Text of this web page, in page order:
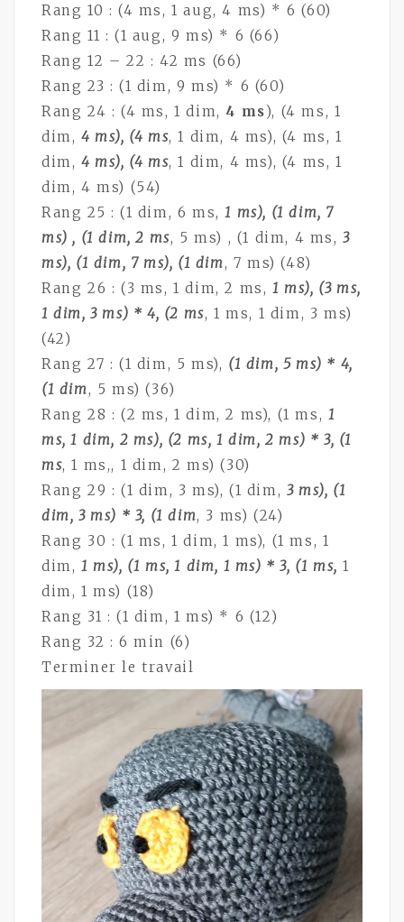
Rang 10 : (4 ms, 1 aug, 4 ms) * 6 (60)
Rang 11 : (1 aug, 9 ms) * 6 (66)
Rang 12 – 22 : 42 ms (66)
Rang 23 : (1 dim, 9 ms) * 6 (60)
Rang 24 : (4 ms, 1 dim, 4 ms), (4 ms, 1
dim, 4 ms), (4 ms, 1 dim, 4 ms), (4 ms, 1
dim, 4 ms), (4 ms, 1 dim, 4 ms), (4 ms, 1
dim, 4 ms) (54)
Rang 25 : (1 dim, 6 ms,1 ms), (1 dim, 7
ms) , (1 dim, 2 ms, 5 ms) , (1 dim, 4 ms,3
ms), (1 dim, 7 ms), (1 dim, 7 ms) (48)
Rang 26 : (3 ms, 1 dim, 2 ms, 1 ms), (3 ms,
1 dim, 3 ms) * 4, (2 ms, 1 ms, 1 dim, 3 ms)
(42)
Rang 27 : (1 dim, 5 ms), (1 dim, 5 ms) * 4,
(1 dim, 5 ms) (36)
Rang 28 : (2 ms, 1 dim, 2 ms), (1 ms, 1
ms, 1 dim, 2 ms), (2 ms, 1 dim, 2 ms) * 3, (1
ms, 1 ms,, 1 dim, 2 ms) (30)
Rang 29 : (1 dim, 3 ms), (1 dim, 3 ms), (1
dim, 3 ms) * 3, (1 dim, 3 ms) (24)
Rang 30 : (1 ms, 1 dim, 1 ms), (1 ms, 1
dim, 1 ms), (1 ms, 1 dim, 1 ms) * 3, (1 ms, 1
dim, 1 ms) (18)
Rang 31 : (1 dim, 1 ms) * 6 (12)
Rang 32 : 6 min (6)
Terminer le travail